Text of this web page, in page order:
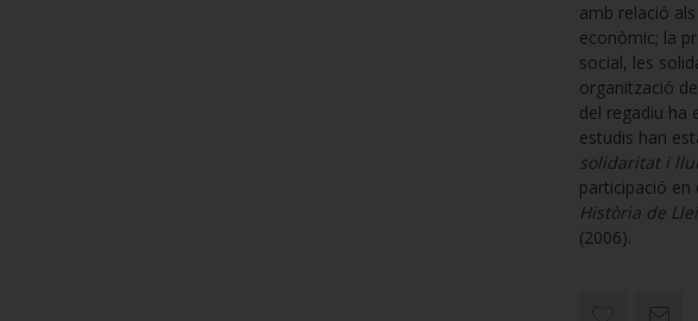
amb relació
econòmic; la
social, les
organització
del regadiu ha
estudis han
solidaritat i
participació en
Història de
(2006).